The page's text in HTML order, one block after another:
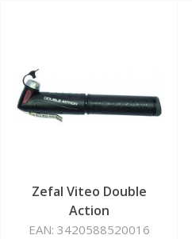
Zefal Viteo Double
Action
EAN: 3420588520016